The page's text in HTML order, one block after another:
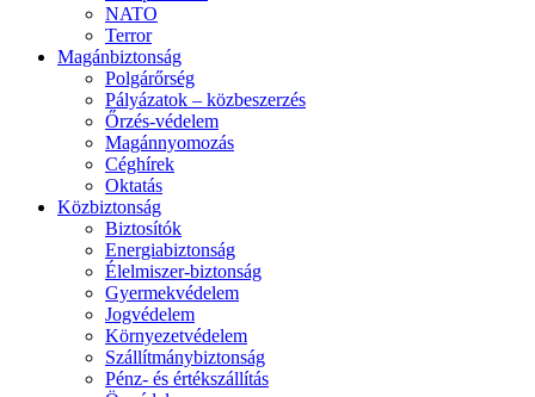
NATO
Terror
Magánbiztonság
Polgárőrség
Pályázatok – közbeszerzés
Őrzés-védelem
Magánnyomozás
Céghírek
Oktatás
Közbiztonság
Biztosítók
Energiabiztonság
Élelmiszer-biztonság
Gyermekvédelem
Jogvédelem
Környezetvédelem
Szállítmánybiztonság
Pénz- és értékszállítás